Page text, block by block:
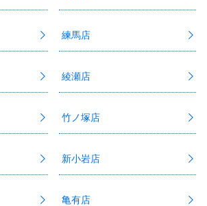
練馬店
綾瀬店
竹ノ塚店
新小岩店
亀有店